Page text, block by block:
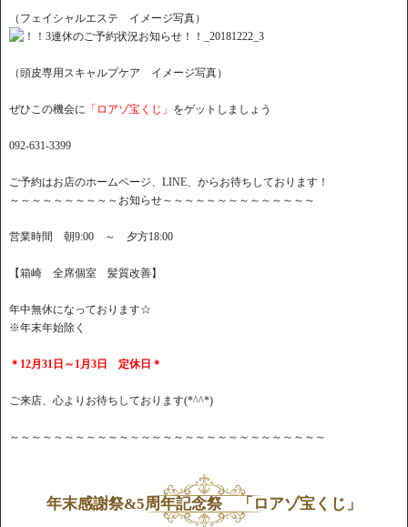
（フェイシャルエステ イメージ写真）
（頭皮専用スキャルプケア イメージ写真）
ぜひこの機会に 「ロアゾ宝くじ」 をゲットしましょう
092-631-3399
ご予約はお店のホームページ、LINE、からお待ちしております！
～～～～～～～～～～お知らせ～～～～～～～～～～～～～～
営業時間 朝9:00 ～ 夕方18:00
【箱崎 全席個室 髪質改善】
年中無休になっております☆
※年末年始除く
＊12月31日～1月3日 定休日＊
ご来店、心よりお待ちしております(*^^*)
～～～～～～～～～～～～～～～～～～～～～～～～～～～～～
年末感謝祭&5周年記念祭 「ロアゾ宝くじ」